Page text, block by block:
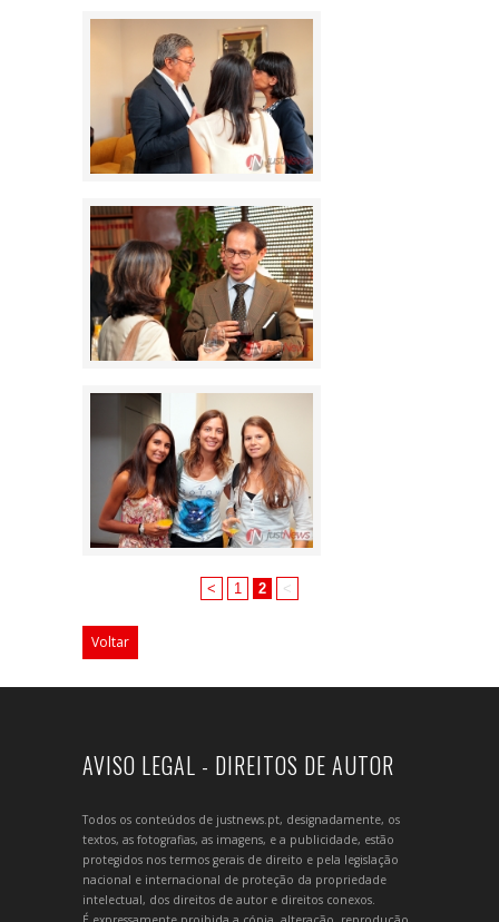
< 1 2 <
Voltar
AVISO LEGAL - DIREITOS DE AUTOR
Todos os conteúdos de justnews.pt, designadamente, os
textos, as fotografias, as imagens, e a publicidade, estão
protegidos nos termos gerais de direito e pela legislação
nacional e internacional de proteção da propriedade
intelectual, dos direitos de autor e direitos conexos.